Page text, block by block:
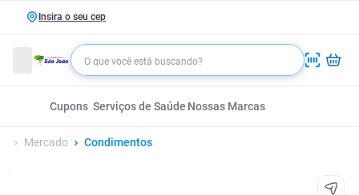
Insira o seu cep
Cupons Serviços de Saúde Nossas Marcas
Mercado Condimentos